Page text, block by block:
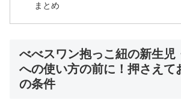
まとめ
べべスワン抱っこ紐の新生児
への使い方の前に！押さえて
の条件